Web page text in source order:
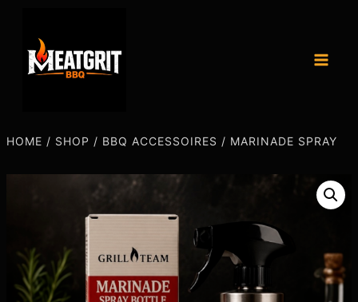
HOME / SHOP / BBQ ACCESSOIRES / MARINADE SPRAY